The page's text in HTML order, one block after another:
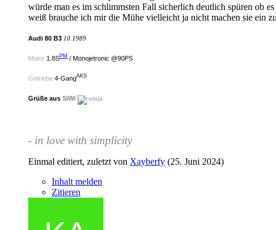
würde man es im schlimmsten Fall sicherlich deutlich spüren ob
weiß brauche ich mir die Mühe vielleicht ja nicht machen sie ein
Audi 80 B3 10.1989
Motor 1.8SPM / Monojetronic @90PS
Getriebe 4-GangAKS
Grüße aus SiWi
- in love with simplicity
Einmal editiert, zuletzt von Xayberfy (25. Juni 2024)
Inhalt melden
Zitieren